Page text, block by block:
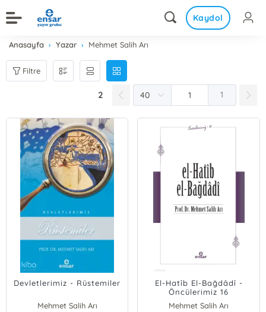
Kaydol
Anasayfa Yazar Mehmet Salih Arı
Filtre
2 1
Devletlerimiz - Rüstemiler
Mehmet Salih Arı
El-Hatîb El-Bağdâdî -
Öncülerimiz 16
Mehmet Salih Arı